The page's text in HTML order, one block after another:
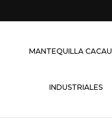
MANTEQUILLA CACAU
INDUSTRIALES